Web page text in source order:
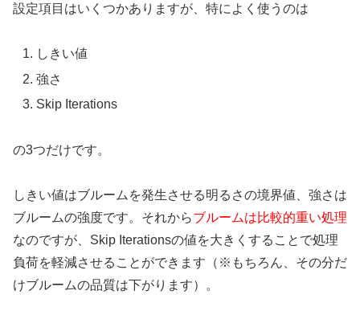
設定項目はいくつかありますが、特によく使うのは
しきい値
強さ
Skip Iterations
の3つだけです。
しきい値はブルームを発生させる明るさの境界値、強さは
ブルームの強度です。それからブルームは比較的重い処理
なのですが、Skip Iterationsの値を大きくすることで処理
負荷を軽減させることができます（※もちろん、その分だ
けブルームの品質は下がります）。